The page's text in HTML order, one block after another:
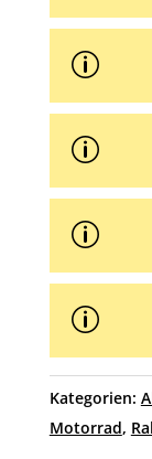
p
p
p
p
Kategorien:
Motorrad,